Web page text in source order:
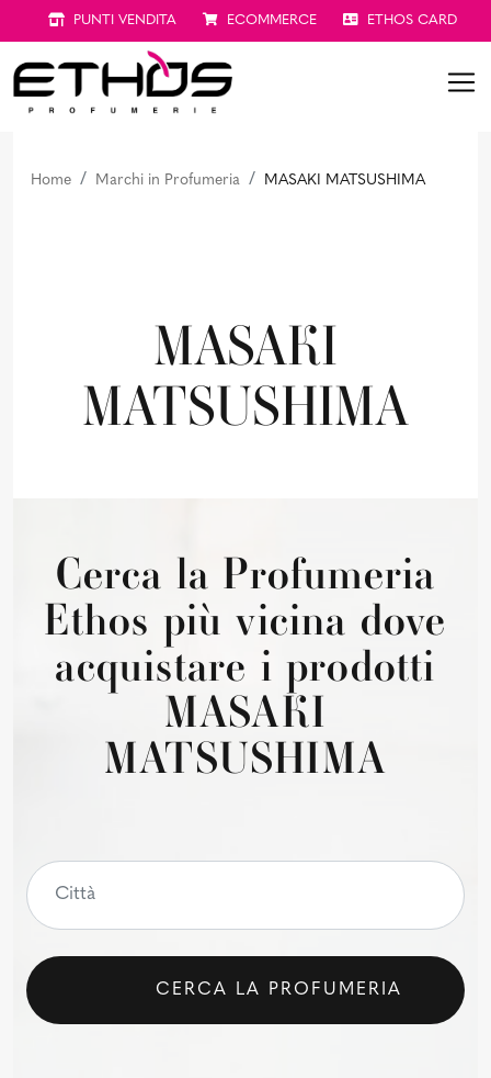
PUNTI VENDITA ECOMMERCE ETHOS CARD
Home Marchi in Profumeria MASAKI MATSUSHIMA
MASAKI
MATSUSHIMA
Cerca la Profumeria
Ethos più vicina dove
acquistare i prodotti
MASAKI
MATSUSHIMA
CERCA LA PROFUMERIA